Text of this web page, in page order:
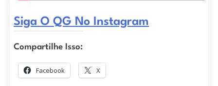
Siga O QG No Instagram
Compartilhe Isso:
Facebook X